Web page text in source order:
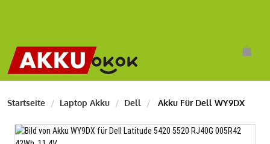
Startseite Laptop Akku Dell Akku Für Dell WY9DX